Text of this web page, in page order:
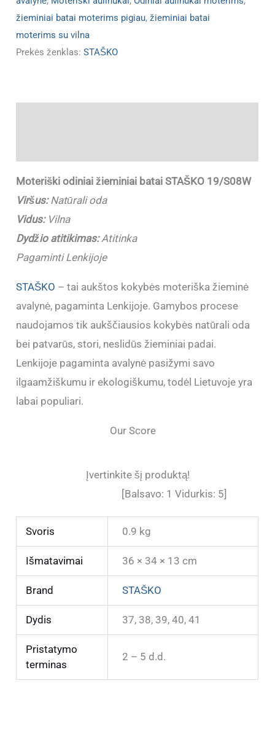
žieminiai batai moterims pigiau,žieminiai batai
moterims su vilna
Prekės ženklas:STAŠKO
Moteriški odiniai žieminiai batai STAŠKO 19/S08W
Viršus:Natūrali oda
Vidus:Vilna
Dydžio atitikimas:Atitinka
Pagaminti Lenkijoje
STAŠKO – tai aukštos kokybės moteriška žieminė
avalynė, pagaminta Lenkijoje. Gamybos procese
naudojamos tik aukščiausios kokybės natūrali oda
bei patvarūs, stori, neslidūs žieminiai padai.
Lenkijoje pagaminta avalynė pasižymi savo
ilgaamžiškumu ir ekologiškumu, todėl Lietuvoje yra
labai populiari.
Our Score
Įvertinkite šį produktą!
[Balsavo: 1 Vidurkis: 5]
Svoris 0.9 kg
Išmatavimai 36 × 34 × 13 cm
Brand STAŠKO
Dydis 37, 38, 39, 40, 41
Pristatymo
terminas
2 – 5 d.d.